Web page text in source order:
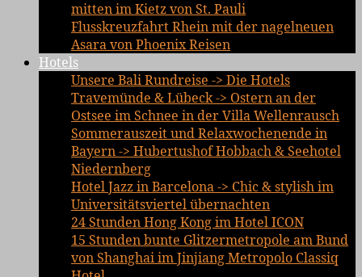
mitten im Kietz von St. Pauli
Flusskreuzfahrt Rhein mit der nagelneuen
Asara von Phoenix Reisen
Hotels
Unsere Bali Rundreise -> Die Hotels
Travemünde & Lübeck -> Ostern an der
Ostsee im Schnee in der Villa Wellenrausch
Sommerauszeit und Relaxwochenende in
Bayern -> Hubertushof Hobbach & Seehotel
Niedernberg
Hotel Jazz in Barcelona -> Chic & stylish im
Universitätsviertel übernachten
24 Stunden Hong Kong im Hotel ICON
15 Stunden bunte Glitzermetropole am Bund
von Shanghai im Jinjiang Metropolo Classiq